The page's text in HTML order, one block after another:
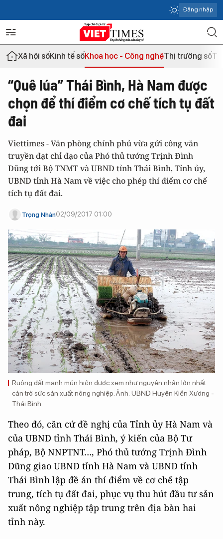
Đăng nhập
Xã hội sốKinh tế sốKhoa học - Công nghệThị trường số
“Quê lúa” Thái Bình, Hà Nam được
chọn để thí điểm cơ chế tích tụ đất
đai
Viettimes - Văn phòng chính phủ vừa gửi công văn
truyền đạt chỉ đạo của Phó thủ tướng Trịnh Đình
Dũng tới Bộ TNMT và UBND tỉnh Thái Bình, Tỉnh ủy,
UBND tỉnh Hà Nam về việc cho phép thí điểm cơ chế
tích tụ đất đai.
Trọng Nhân02/09/2017 01:00
Ruộng đất manh mún hiện được xem như nguyên nhân lớn nhất
cản trở sức sản xuất nông nghiệp. Ảnh: UBND Huyện Kiến Xương -
Thái Bình
Theo đó, căn cứ đề nghị của Tỉnh ủy Hà Nam và
của UBND tỉnh Thái Bình, ý kiến của Bộ Tư
pháp, Bộ NNPTNT…, Phó thủ tướng Trịnh Đình
Dũng giao UBND tỉnh Hà Nam và UBND tỉnh
Thái Bình lập đề án thí điểm về cơ chế tập
trung, tích tụ đất đai, phục vụ thu hút đầu tư sản
xuất nông nghiệp tập trung trên địa bàn hai
tỉnh này.